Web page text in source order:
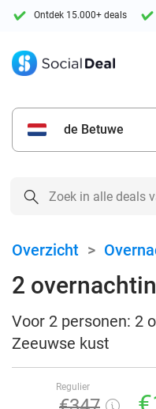
Ontdek 15.000+ deals
de Betuwe
Overzicht >
2
Voor 2 personen: 2
Zeeuwse kust
Regulier